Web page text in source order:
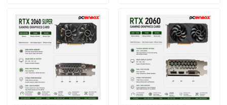
ビデオ
私達について
工場旅行